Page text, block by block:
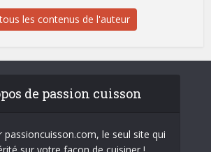
les contenus de l'auteur
de passion cuisson
passioncuisson.com, le seul site qui